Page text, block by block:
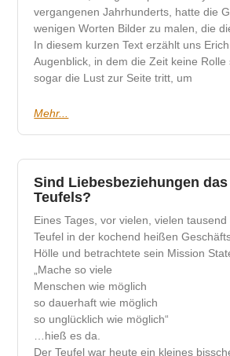
vergangenen Jahrhunderts, hatte die
wenigen Worten Bilder zu malen, die
In diesem kurzen Text erzählt uns
Augenblick, in dem die Zeit keine Rolle
sogar die Lust zur Seite tritt, um
Mehr...
Sind Liebesbeziehungen
Teufels?
Eines Tages, vor vielen, vielen
Teufel in der kochend heißen
Hölle und betrachtete sein Mission
„Mache so viele
Menschen wie möglich
so dauerhaft wie möglich
so unglücklich wie möglich“
…hieß es da.
Der Teufel war heute ein kleines